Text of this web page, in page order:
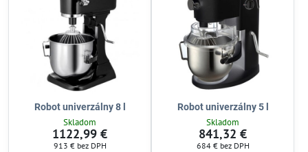
Robot univerzálny 8 l
Skladom
1122,99 €
913 € bez DPH
Robot univerzálny 5 l
Skladom
841,32 €
684 € bez DPH